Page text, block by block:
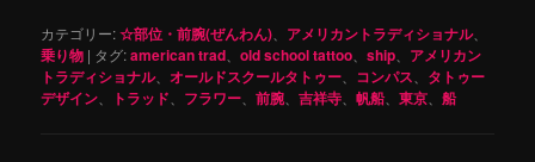
カテゴリー:☆部位・前腕(ぜんわん) アメリカントラディショナル、
乗り物 | タグ:american trad 、old school tattoo 、ship
アメリカン
トラディショナル、オールドスクールタトゥー コンパス
タトゥー
デザイン
トラッド フラワー 、前腕 、吉祥寺 、帆船、東京 、船